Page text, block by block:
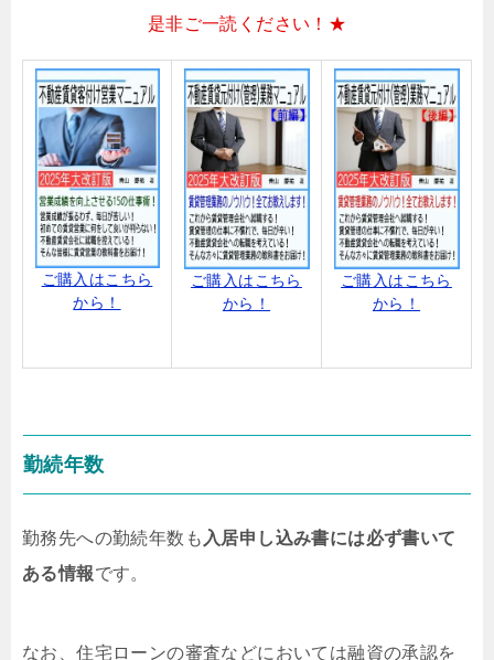
是非ご一読ください！★
ご購入はこちら
から！
ご購入はこちら
から！
ご購入はこちら
から！
勤続年数
勤務先への勤続年数も 入居申し込み書には必ず書いて
ある情報です。
なお、住宅ローンの審査などにおいては融資の承認を